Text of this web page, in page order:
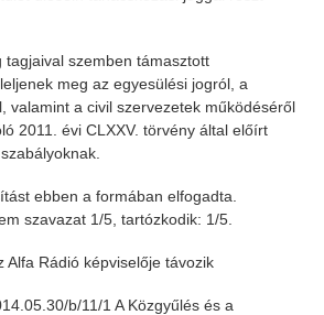
tagjaival szemben támasztott
meg az egyesülési jogról, a
valamint a civil szervezetek működéséről
2011. évi CLXXV. törvény által előírt
ebben a formában elfogadta.
szavazat 1/5, tartózkodik: 1/5.
Alfa Rádió képviselője távozik
b/11/1 A Közgyűlés és a